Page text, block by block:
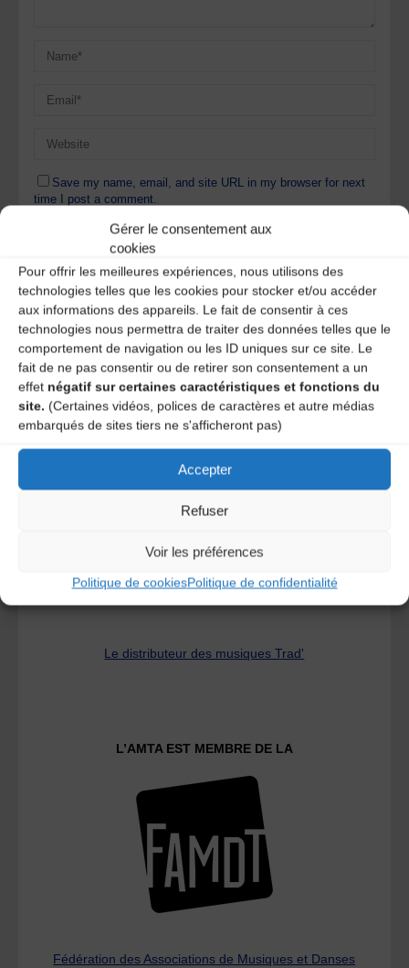
Gérer le consentement aux
cookies
Pour offrir les meilleures expériences, nous utilisons des
technologies telles que les cookies pour stocker et/ou accéder
aux informations des appareils. Le fait de consentir à ces
technologies nous permettra de traiter des données telles que le
comportement de navigation ou les ID uniques sur ce site. Le
fait de ne pas consentir ou de retirer son consentement a un
effet négatif sur certaines caractéristiques et fonctions du
site. (Certaines vidéos, polices de caractères et autre médias
embarqués de sites tiers ne s'afficheront pas)
Accepter
Refuser
Voir les préférences
Politique de cookiesPolitique de confidentialité
Save my name, email, and site URL in my browser for next
time I post a comment.
Ce site utilise Akismet pour réduire les indésirables.En
savoir plus sur la façon dont les données de vos
commentaires sont traitées
A DECOUVRIR :
Le distributeur des musiques Trad'
L’AMTA EST MEMBRE DE LA
Fédération des Associations de Musiques et Danses